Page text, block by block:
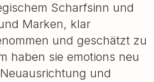
Scharfsinn und
Marken, klar
und geschätzt zu
haben sie emotions neu
und